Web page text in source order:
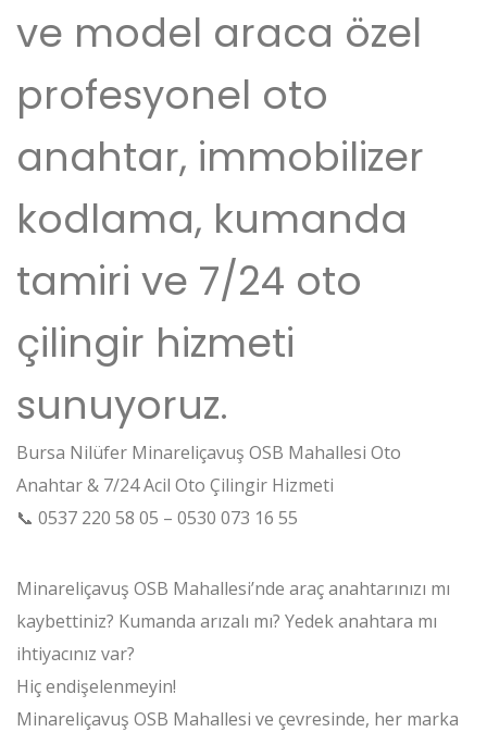
ve model araca özel
profesyonel oto
anahtar, immobilizer
kodlama, kumanda
tamiri ve 7/24 oto
çilingir hizmeti
sunuyoruz.
Bursa Nilüfer Minareliçavuş OSB Mahallesi Oto
Anahtar & 7/24 Acil Oto Çilingir Hizmeti
📞 0537 220 58 05 – 0530 073 16 55
Minareliçavuş OSB Mahallesi’nde araç anahtarınızı mı
kaybettiniz? Kumanda arızalı mı? Yedek anahtara mı
ihtiyacınız var?
Hiç endişelenmeyin!
Minareliçavuş OSB Mahallesi ve çevresinde, her marka